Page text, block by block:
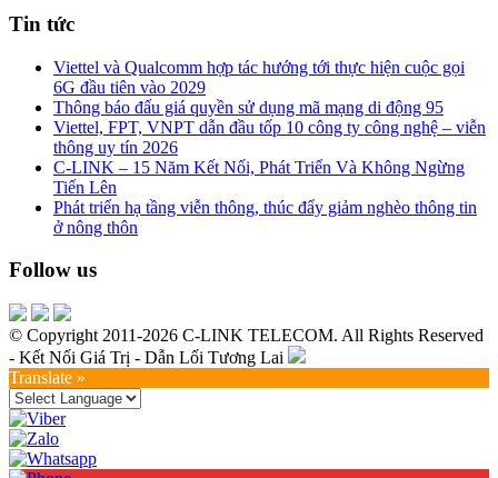
Tin tức
Viettel và Qualcomm hợp tác hướng tới thực hiện cuộc gọi
6G đầu tiên vào 2029
Thông báo đấu giá quyền sử dụng mã mạng di động 95
Viettel, FPT, VNPT dẫn đầu tốp 10 công ty công nghệ – viễn
thông uy tín 2026
C-LINK – 15 Năm Kết Nối, Phát Triển Và Không Ngừng
Tiến Lên
Phát triển hạ tầng viễn thông, thúc đẩy giảm nghèo thông tin
ở nông thôn
Follow us
© Copyright 2011-2026 C-LINK TELECOM. All Rights Reserved
- Kết Nối Giá Trị - Dẫn Lối Tương Lai
Translate »